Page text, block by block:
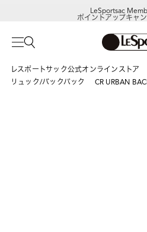
LeSportsac
ポイントアップキャ
レスポートサック公式オンラインストア
リュック/バックパック
CR URBAN